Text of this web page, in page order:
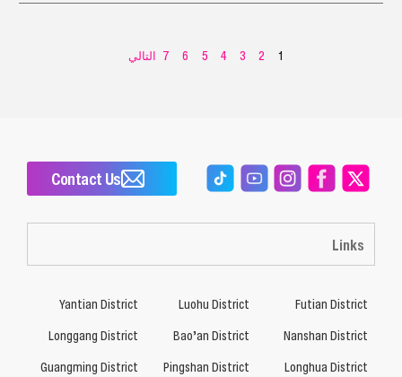
1
2
3
4
5
6
7 التالي
Links
Contact Us
Futian District
Luohu District
Yantian District
Nanshan District
Bao’an District
Longgang District
Longhua District
Pingshan District
Guangming District